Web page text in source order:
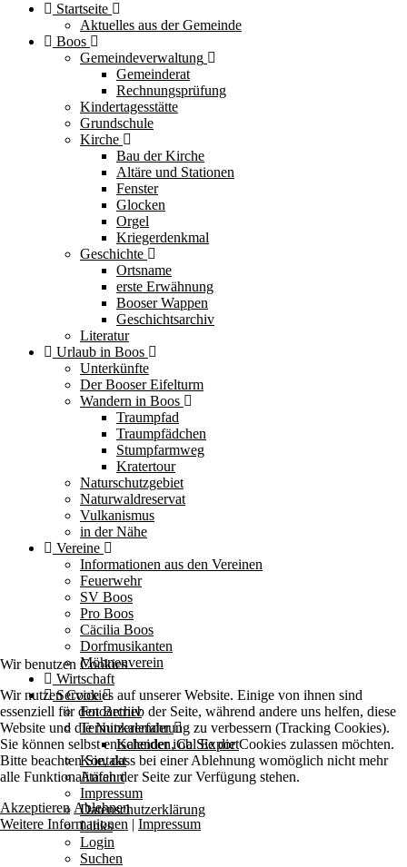
Startseite
Aktuelles aus der Gemeinde
Boos
Gemeindeverwaltung
Gemeinderat
Rechnungsprüfung
Kindertagesstätte
Grundschule
Kirche
Bau der Kirche
Altäre und Stationen
Fenster
Glocken
Orgel
Kriegerdenkmal
Geschichte
Ortsname
erste Erwähnung
Booser Wappen
Geschichtsarchiv
Literatur
Urlaub in Boos
Unterkünfte
Der Booser Eifelturm
Wandern in Boos
Traumpfad
Traumpfädchen
Stumpfarmweg
Kratertour
Naturschutzgebiet
Naturwaldreservat
Vulkanismus
in der Nähe
Vereine
Informationen aus den Vereinen
Feuerwehr
SV Boos
Pro Boos
Cäcilia Boos
Dorfmusikanten
Möhnenverein
Wirtschaft
Service
Fotoarchiv
Terminkalender
Kalender iCal Export
Kontakt
Anfahrt
Impressum
Datenschutzerklärung
Links
Login
Suchen
Wir benutzen Cookies
Wir nutzen Cookies auf unserer Website. Einige von ihnen sind
essenziell für den Betrieb der Seite, während andere uns helfen, diese
Website und die Nutzererfahrung zu verbessern (Tracking Cookies).
Sie können selbst entscheiden, ob Sie die Cookies zulassen möchten.
Bitte beachten Sie, dass bei einer Ablehnung womöglich nicht mehr
alle Funktionalitäten der Seite zur Verfügung stehen.
Akzeptieren Ablehnen
Weitere Informationen | Impressum